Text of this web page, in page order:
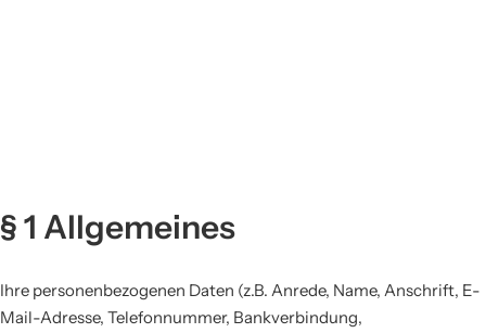
§ 1 Allgemeines
Ihre personenbezogenen Daten (z.B. Anrede, Name, Anschrift, E-
Mail-Adresse, Telefonnummer, Bankverbindung,